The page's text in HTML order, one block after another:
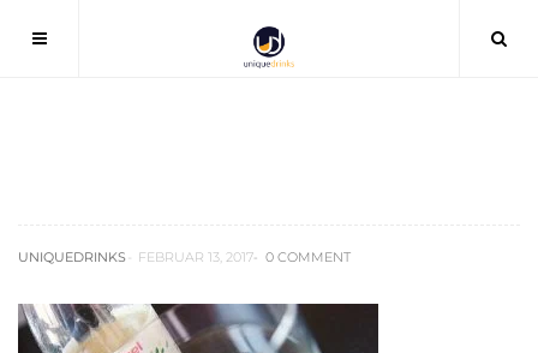
UNIQUEDRINKS FEBRUAR 13, 2017 0 COMMENT